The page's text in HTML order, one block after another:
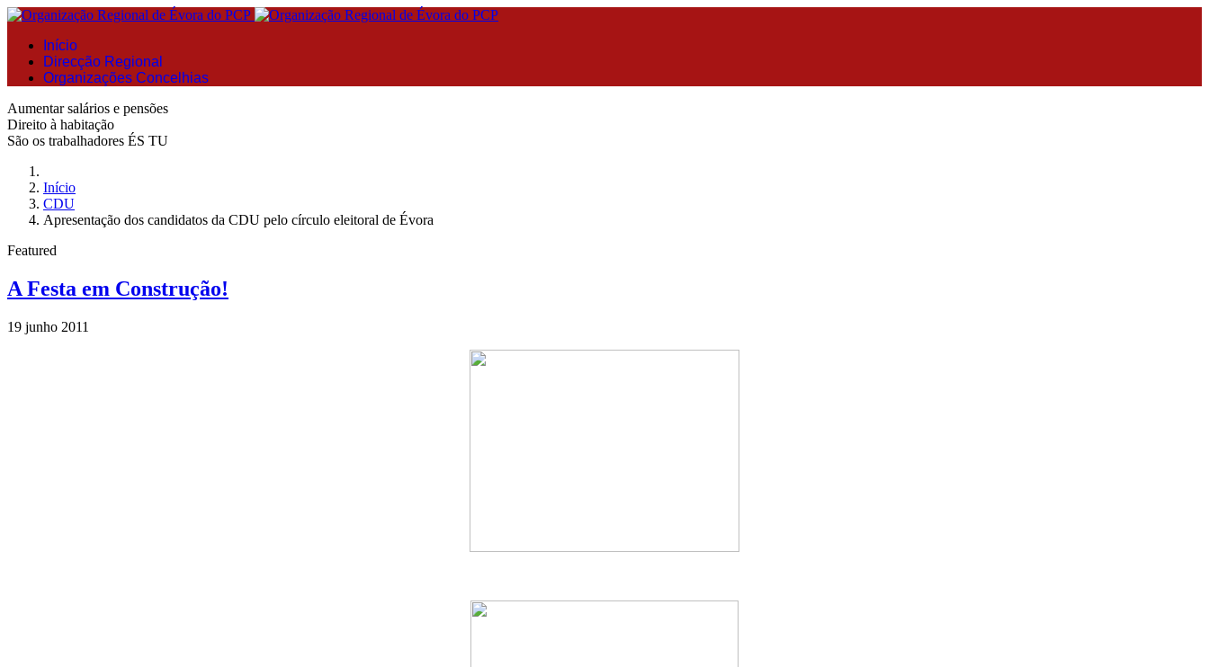
Início
Direcção Regional
Organizações Concelhias
Aumentar salários e pensões
Direito à habitação
São os trabalhadores ÉS TU
Início
CDU
Apresentação dos candidatos da CDU pelo círculo eleitoral de Évora
Featured
A Festa em Construção!
19 junho 2011